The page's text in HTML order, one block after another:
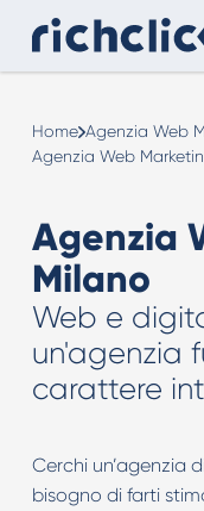
Home Agenzia Web
Agenzia Web
Agenzia
Milano
Web e
un'agenzia
carattere
Cerchi un’agenzia
bisogno di farti